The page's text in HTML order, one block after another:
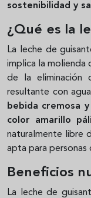
sostenibilidad y
¿Qué es la
La leche de
implica la molienda
de la eliminación
resultante con
bebida cremosa y
color amarillo
naturalmente libre
apta para personas
Beneficios
La leche de